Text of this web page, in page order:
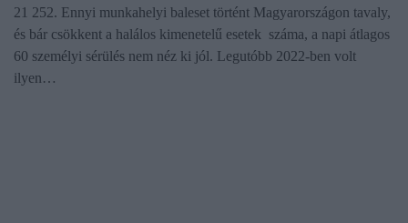
21 252. Ennyi munkahelyi baleset történt Magyarországon tavaly,
és bár csökkent a halálos kimenetelű esetek száma, a napi átlagos
60 személyi sérülés nem néz ki jól. Legutóbb 2022-ben volt
ilyen…